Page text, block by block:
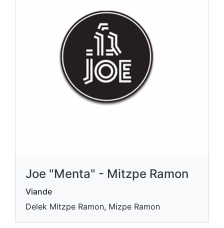
Joe "Menta" - Mitzpe Ramon
Viande
Delek Mitzpe Ramon, Mizpe Ramon